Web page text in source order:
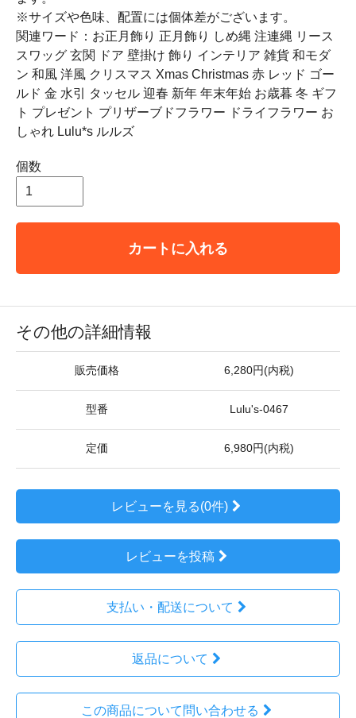
※サイズや色味、配置には個体差がございます。
関連ワード：お正月飾り 正月飾り しめ縄 注連縄 リース
スワッグ 玄関 ドア 壁掛け 飾り インテリア 雑貨 和モダ
ン 和風 洋風 クリスマス Xmas Christmas 赤 レッド ゴー
ルド 金 水引 タッセル 迎春 新年 年末年始 お歳暮 冬 ギフ
ト プレゼント プリザーブドフラワー ドライフラワー お
しゃれ Lulu*s ルルズ
個数
カートに入れる
その他の詳細情報
販売価格 6,280円(内税)
型番 Lulu's-0467
定価 6,980円(内税)
レビューを見る(0件)
レビューを投稿
支払い・配送について
返品について
この商品について問い合わせる